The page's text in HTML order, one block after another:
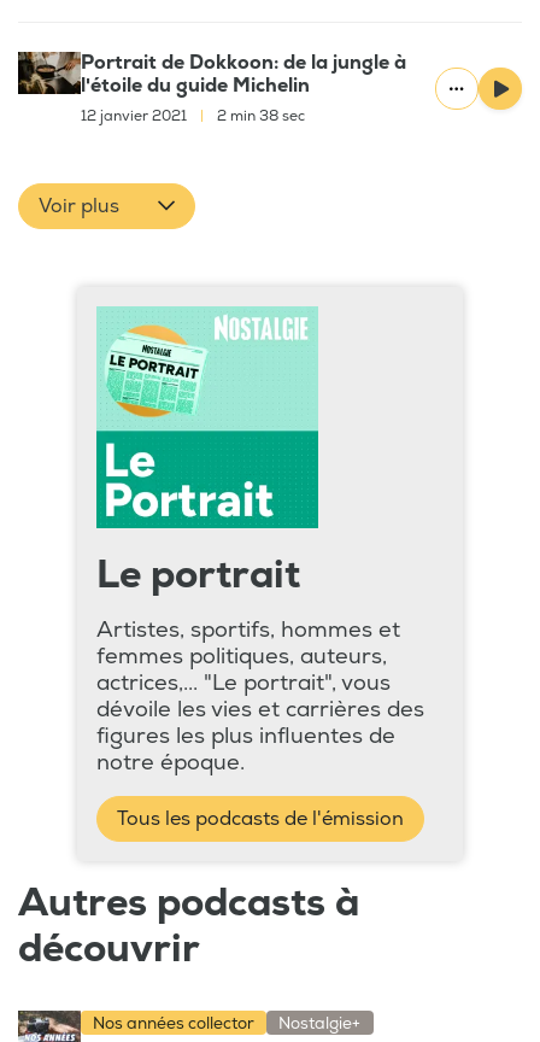
Portrait de Dokkoon: de la jungle à
l'étoile du guide Michelin
12 janvier 2021 2 min 38 sec
Voir plus
Le portrait
Artistes, sportifs, hommes et
femmes politiques, auteurs,
actrices,... "Le portrait", vous
dévoile les vies et carrières des
figures les plus influentes de
notre époque.
Tous les podcasts de l'émission
Autres podcasts à
découvrir
Nos années collector Nostalgie+